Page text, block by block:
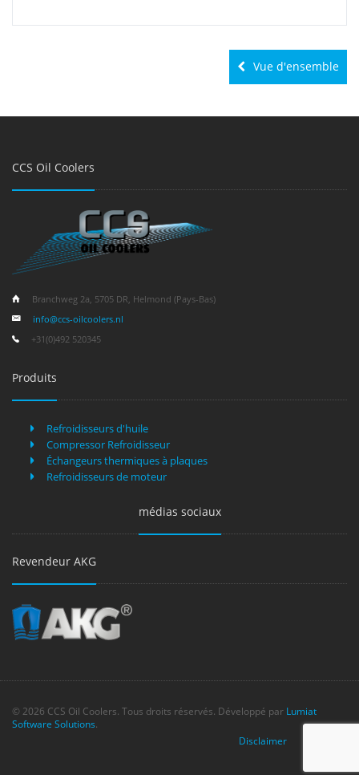
Vue d'ensemble
CCS Oil Coolers
Branchweg 2a, 5705 DR, Helmond (Pays-Bas)
info@ccs-oilcoolers.nl
+31(0)492 520345
Produits
Refroidisseurs d'huile
Compressor Refroidisseur
Échangeurs thermiques à plaques
Refroidisseurs de moteur
médias sociaux
Revendeur AKG
© 2026 CCS Oil Coolers. Tous droits réservés. Développé par Lumiat
Software Solutions.
Disclaimer